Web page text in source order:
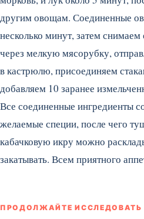
другим овощам. Соединенные
несколько минут, затем
через мелкую мясорубку,
в кастрюлю, присоединяем
добавляем 10 заранее
Все соединенные ингредиенты
желаемые специи, после чего
кабачковую икру можно
закатывать. Всем приятного
ПРОДОЛЖАЙТЕ ИССЛЕДОВАТЬ